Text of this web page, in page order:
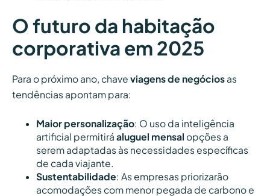
O futuro da habitação
corporativa em 2025
Para o próximo ano, chave viagens de negóciosas
tendências apontam para:
Maior personalização: O uso da inteligência
artificial permitirá aluguel mensal opções a
serem adaptadas às necessidades específicas
de cada viajante.
Sustentabilidade: As empresas priorizarão
acomodações com menor pegada de carbono e